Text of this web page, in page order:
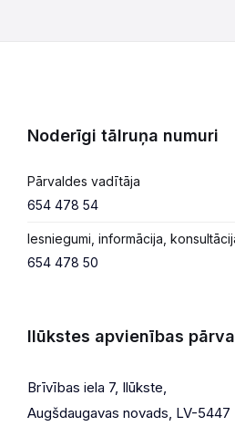
Noderīgi tālruņa numuri
Pārvaldes vadītāja
654 478 54
Iesniegumi, informācija,
654 478 50
Ilūkstes apvienības
Brīvības iela 7, Ilūkste,
Augšdaugavas novads, LV-5447